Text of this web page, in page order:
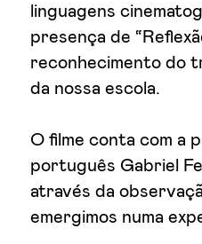
linguagens
presença de
reconhecimento do
da nossa escola.
O filme conta com a
português Gabriel
através da
emergimos numa